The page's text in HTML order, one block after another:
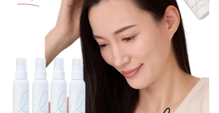
luxe(エコリュ
(税込)
ホーム